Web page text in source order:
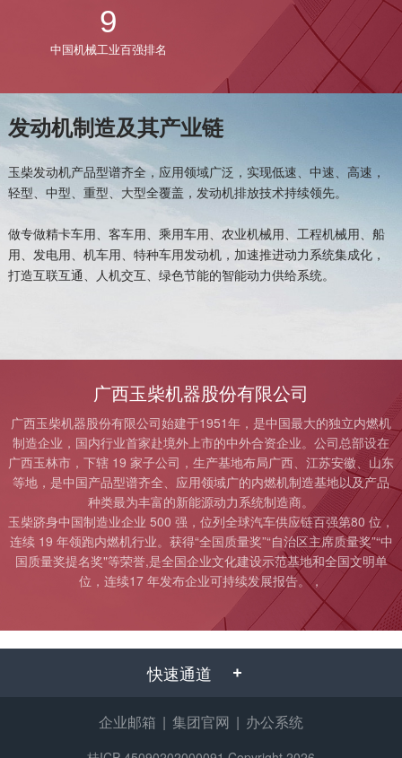
销售服务热线：
0775-3220350
9
中国机械工业百强排名
发动机制造及其产业链
玉柴发动机产品型谱齐全，应用领域广泛，实现低速、中速、高速，
轻型、中型、重型、大型全覆盖，发动机排放技术持续领先。
做专做精卡车用、客车用、乘用车用、农业机械用、工程机械用、船
用、发电用、机车用、特种车用发动机，加速推进动力系统集成化，
打造互联互通、人机交互、绿色节能的智能动力供给系统。
广西玉柴机器股份有限公司
广西玉柴机器股份有限公司始建于1951年，是中国最大的独立内燃机
制造企业，国内行业首家赴境外上市的中外合资企业。公司总部设在
广西玉林市，下辖 19 家子公司，生产基地布局广西、江苏安徽、山东
等地，是中国产品型谱齐全、应用领域广的内燃机制造基地以及产品
种类最为丰富的新能源动力系统制造商。
玉柴跻身中国制造业企业 500 强，位列全球汽车供应链百强第80 位，
连续 19 年领跑内燃机行业。获得“全国质量奖”“自治区主席质量奖”“中
国质量奖提名奖"等荣誉,是全国企业文化建设示范基地和全国文明单
位，连续17 年发布企业可持续发展报告。，
快速通道
企业邮箱 | 集团官网 | 办公系统